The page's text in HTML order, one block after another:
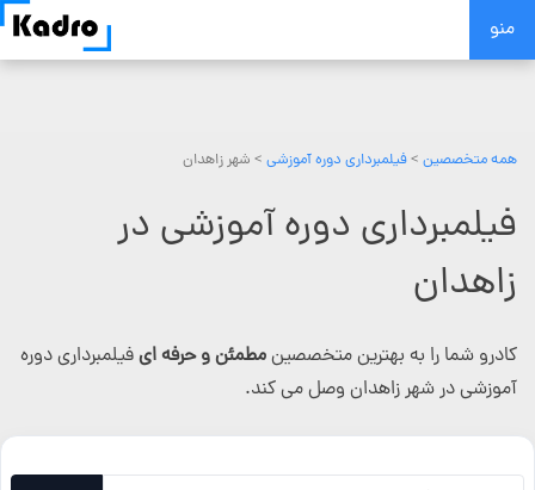
Skip
منو
همه متخصصین >فیلمبرداری دوره آموزشی > شهر زاهدان
فیلمبرداری دوره آموزشی در
زاهدان
کادرو شما را به بهترین متخصصینمطمئن و حرفه ایفیلمبرداری دوره
آموزشی در شهر زاهدان وصل می کند.